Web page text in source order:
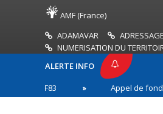
AMF (France)
ADAMAVAR
ADRESSAGE
NUMERISATION DU
ALERTE INFO
Appel de fonds
première ligne